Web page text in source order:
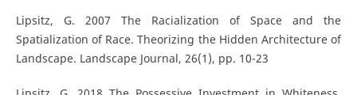
Lipsitz, G. 2007 The Racialization of Space and the
Spatialization of Race. Theorizing the Hidden Architecture of
Landscape. Landscape Journal, 26(1), pp. 10-23